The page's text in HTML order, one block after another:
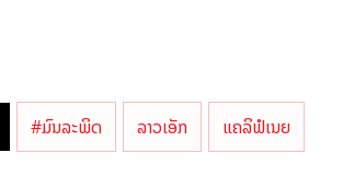
#ມົນລະພິດ ລາວເອັກ ແຄລິຟໍເນຍ